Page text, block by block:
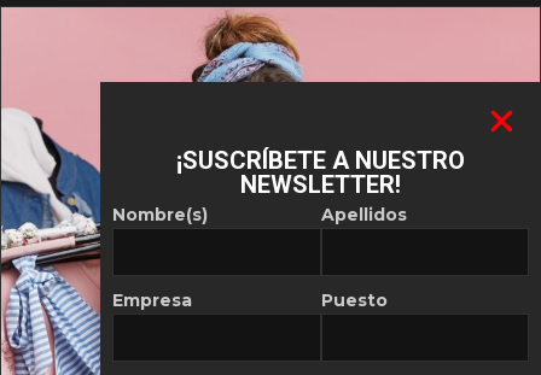
¡SUSCRÍBETE A NUESTRO
NEWSLETTER!
Nombre(s)
Empresa
Apellidos
Puesto